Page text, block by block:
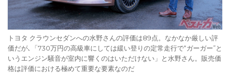
トヨタ クラウンセダンへの水野さんの評価は89点。なかなか厳しい評
価だが､「730万円の高級車にしては緩い登りの定常走行で“ガーガー”と
いうエンジン騒音が室内に響くのはいただけない」と水野さん。販売価
格は評価における極めて重要な要素なのだ